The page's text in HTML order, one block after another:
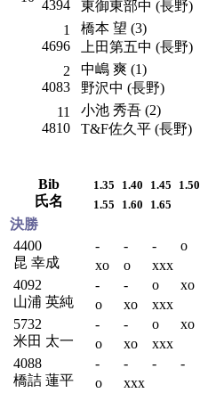
4394
東御東部中 (長野)
1
4696
橋本 望 (3)
上田第五中 (長野)
2
4083
中嶋 爽 (1)
野沢中 (長野)
11
4810
小池 秀吾 (2)
T&F佐久平 (長野)
Bib
氏名
1.35 1.40 1.45
1.50
1.55
1.60 1.65
決勝
4400
昆 幸成
- - -
o
xo
o
xxx
4092
山浦 英純
- - o
xo
o
xo
xxx
5732
米田 太一
- - o
xo
o
xo
xxx
4088
橋詰 蓮平
- - -
-
o
xxx